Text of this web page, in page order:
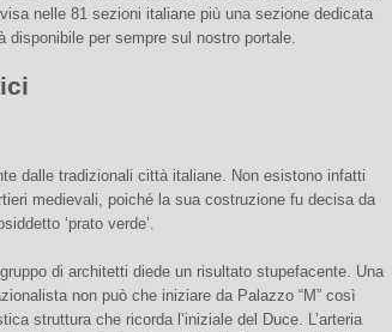
nelle 81 sezioni italiane più una sezione dedicata
disponibile per sempre sul nostro portale.
dalle tradizionali città italiane. Non esistono infatti
medievali, poiché la sua costruzione fu decisa da
‘prato verde’.
di architetti diede un risultato stupefacente. Una
non può che iniziare da Palazzo “M” così
struttura che ricorda l’iniziale del Duce. L’arteria